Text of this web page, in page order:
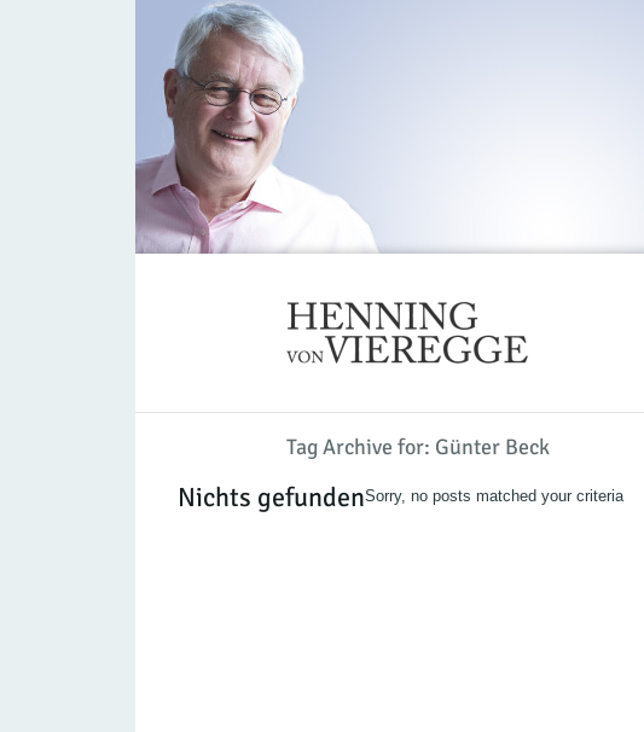
Tag Archive for: Günter Beck
Nichts gefundenSorry, no posts matched your criteria